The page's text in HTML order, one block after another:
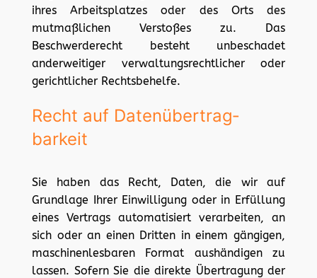
ihres Arbeitsplatzes oder des Orts des
mutmaßlichen Verstoßes zu. Das
Beschwerderecht besteht unbeschadet
anderweitiger verwaltungsrechtlicher oder
gerichtlicher Rechtsbehelfe.
Recht auf Daten­übertrag­
barkeit
Sie haben das Recht, Daten, die wir auf
Grundlage Ihrer Einwilligung oder in Erfüllung
eines Vertrags automatisiert verarbeiten, an
sich oder an einen Dritten in einem gängigen,
maschinenlesbaren Format aushändigen zu
lassen. Sofern Sie die direkte Übertragung der